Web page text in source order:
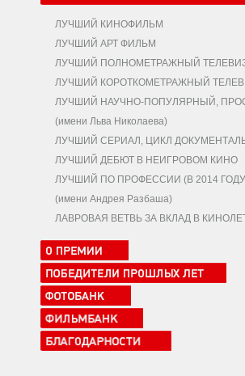
ЛУЧШИЙ КИНОФИЛЬМ
ЛУЧШИЙ АРТ ФИЛЬМ
ЛУЧШИЙ ПОЛНОМЕТРАЖНЫЙ
ЛУЧШИЙ КОРОТКОМЕТРАЖНЫЙ
ЛУЧШИЙ НАУЧНО-ПОПУЛЯРНЫЙ,
(имени Льва Николаева)
ЛУЧШИЙ СЕРИАЛ, ЦИКЛ
ЛУЧШИЙ ДЕБЮТ В НЕИГРОВОМ КИНО
ЛУЧШИЙ ПО ПРОФЕССИИ (В 2014
(имени Андрея Разбаша)
ЛАВРОВАЯ ВЕТВЬ ЗА ВКЛАД В